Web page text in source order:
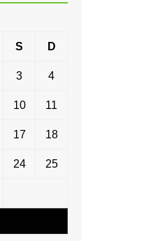
S D
3 4
10 11
17 18
24 25